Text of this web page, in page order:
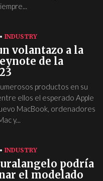
INDUSTRY
volantazo a la
de la
productos en su
ellos el esperado Apple
MacBook, ordenadores
y...
INDUSTRY
podría
el modelado